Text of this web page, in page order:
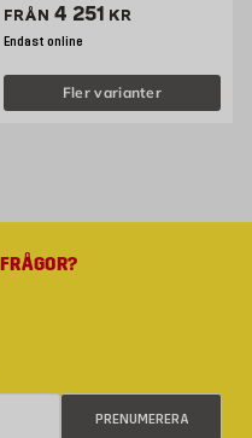
FRÅN Pris 4251 kr
4 251 KR
Endast online
Fler varianter
PRENUMERERA